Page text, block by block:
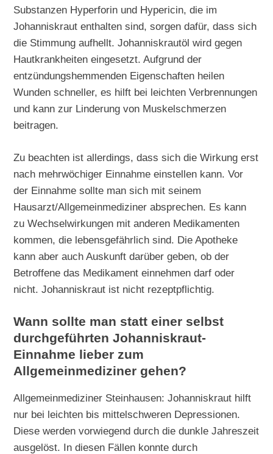
Substanzen Hyperforin und Hypericin, die im
Johanniskraut enthalten sind, sorgen dafür, dass sich
die Stimmung aufhellt. Johanniskrautöl wird gegen
Hautkrankheiten eingesetzt. Aufgrund der
entzündungshemmenden Eigenschaften heilen
Wunden schneller, es hilft bei leichten Verbrennungen
und kann zur Linderung von Muskelschmerzen
beitragen.
Zu beachten ist allerdings, dass sich die Wirkung erst
nach mehrwöchiger Einnahme einstellen kann. Vor
der Einnahme sollte man sich mit seinem
Hausarzt/Allgemeinmediziner absprechen. Es kann
zu Wechselwirkungen mit anderen Medikamenten
kommen, die lebensgefährlich sind. Die Apotheke
kann aber auch Auskunft darüber geben, ob der
Betroffene das Medikament einnehmen darf oder
nicht. Johanniskraut ist nicht rezeptpflichtig.
Wann sollte man statt einer selbst
durchgeführten Johanniskraut-
Einnahme lieber zum
Allgemeinmediziner gehen?
Allgemeinmediziner Steinhausen: Johanniskraut hilft
nur bei leichten bis mittelschweren Depressionen.
Diese werden vorwiegend durch die dunkle Jahreszeit
ausgelöst. In diesen Fällen konnte durch